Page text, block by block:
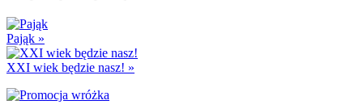
Pająk »
XXI wiek będzie nasz! »